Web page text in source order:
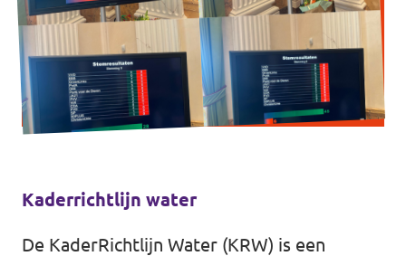
Kaderrichtlijn water
De KaderRichtlijn Water (KRW) is een